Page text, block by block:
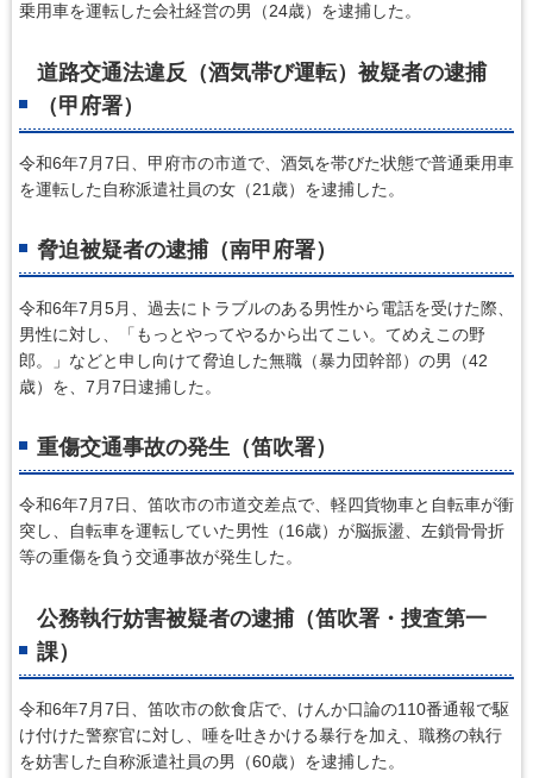
乗用車を運転した会社経営の男（24歳）を逮捕した。
道路交通法違反（酒気帯び運転）被疑者の逮捕
（甲府署）
令和6年7月7日、甲府市の市道で、酒気を帯びた状態で普通乗用車
を運転した自称派遣社員の女（21歳）を逮捕した。
脅迫被疑者の逮捕（南甲府署）
令和6年7月5月、過去にトラブルのある男性から電話を受けた際、
男性に対し、「もっとやってやるから出てこい。てめえこの野
郎。」などと申し向けて脅迫した無職（暴力団幹部）の男（42
歳）を、7月7日逮捕した。
重傷交通事故の発生（笛吹署）
令和6年7月7日、笛吹市の市道交差点で、軽四貨物車と自転車が衝
突し、自転車を運転していた男性（16歳）が脳振盪、左鎖骨骨折
等の重傷を負う交通事故が発生した。
公務執行妨害被疑者の逮捕（笛吹署・捜査第一
課）
令和6年7月7日、笛吹市の飲食店で、けんか口論の110番通報で駆
け付けた警察官に対し、唾を吐きかける暴行を加え、職務の執行
を妨害した自称派遣社員の男（60歳）を逮捕した。